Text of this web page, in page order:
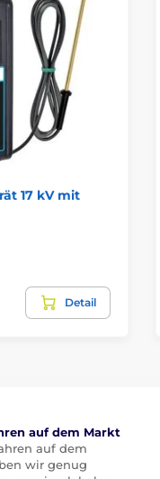
17 kV mit
Detail
auf dem Markt
auf dem
wir genug